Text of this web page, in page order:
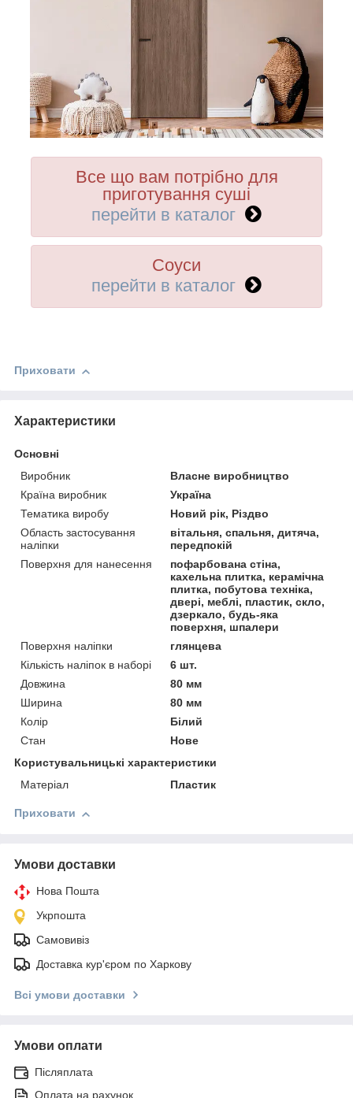
Все що вам потрібно для
приготування суші
перейти в каталог
Соуси
перейти в каталог
Приховати
Характеристики
Основні
Виробник
Власне виробництво
Країна виробник
Україна
Тематика виробу
Новий рік, Різдво
Область застосування
наліпки
вітальня, спальня, дитяча,
передпокій
Поверхня для нанесення
пофарбована стіна,
кахельна плитка, керамічна
плитка, побутова техніка,
двері, меблі, пластик, скло,
дзеркало, будь-яка
поверхня, шпалери
Поверхня наліпки
глянцева
Кількість наліпок в наборі
6 шт.
Довжина
80 мм
Ширина
80 мм
Колір
Білий
Стан
Нове
Користувальницькі характеристики
Матеріал
Пластик
Приховати
Умови доставки
Нова Пошта
Укрпошта
Самовивіз
Доставка кур'єром по Харкову
Всі умови доставки
Умови оплати
Післяплата
Оплата на рахунок